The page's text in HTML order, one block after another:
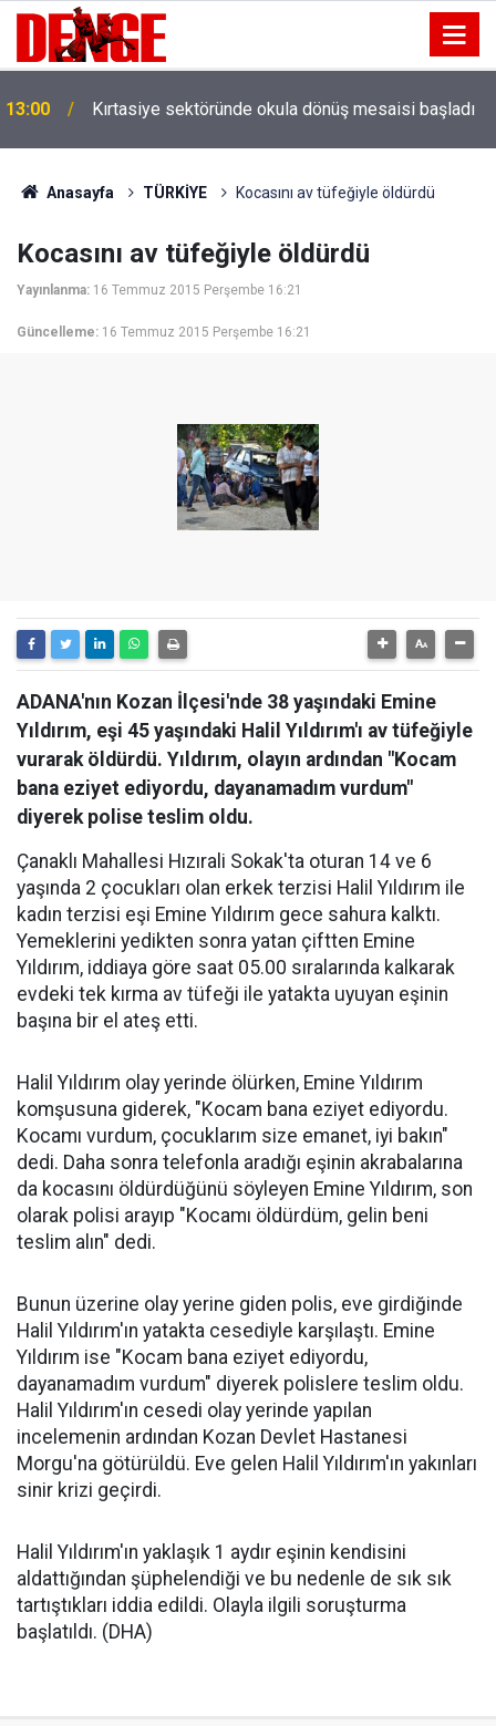
13:00 Kırtasiye sektöründe okula dönüş mesaisi başladı
Anasayfa TÜRKİYE Kocasını av tüfeğiyle öldürdü
Kocasını av tüfeğiyle öldürdü
Yayınlanma: 16 Temmuz 2015 Perşembe 16:21
Güncelleme: 16 Temmuz 2015 Perşembe 16:21
ADANA'nın Kozan İlçesi'nde 38 yaşındaki Emine
Yıldırım, eşi 45 yaşındaki Halil Yıldırım'ı av tüfeğiyle
vurarak öldürdü. Yıldırım, olayın ardından "Kocam
bana eziyet ediyordu, dayanamadım vurdum"
diyerek polise teslim oldu.
Çanaklı Mahallesi Hızırali Sokak'ta oturan 14 ve 6
yaşında 2 çocukları olan erkek terzisi Halil Yıldırım ile
kadın terzisi eşi Emine Yıldırım gece sahura kalktı.
Yemeklerini yedikten sonra yatan çiftten Emine
Yıldırım, iddiaya göre saat 05.00 sıralarında kalkarak
evdeki tek kırma av tüfeği ile yatakta uyuyan eşinin
başına bir el ateş etti.
Halil Yıldırım olay yerinde ölürken, Emine Yıldırım
komşusuna giderek, "Kocam bana eziyet ediyordu.
Kocamı vurdum, çocuklarım size emanet, iyi bakın"
dedi. Daha sonra telefonla aradığı eşinin akrabalarına
da kocasını öldürdüğünü söyleyen Emine Yıldırım, son
olarak polisi arayıp "Kocamı öldürdüm, gelin beni
teslim alın" dedi.
Bunun üzerine olay yerine giden polis, eve girdiğinde
Halil Yıldırım'ın yatakta cesediyle karşılaştı. Emine
Yıldırım ise "Kocam bana eziyet ediyordu,
dayanamadım vurdum" diyerek polislere teslim oldu.
Halil Yıldırım'ın cesedi olay yerinde yapılan
incelemenin ardından Kozan Devlet Hastanesi
Morgu'na götürüldü. Eve gelen Halil Yıldırım'ın yakınları
sinir krizi geçirdi.
Halil Yıldırım'ın yaklaşık 1 aydır eşinin kendisini
aldattığından şüphelendiği ve bu nedenle de sık sık
tartıştıkları iddia edildi. Olayla ilgili soruşturma
başlatıldı. (DHA)